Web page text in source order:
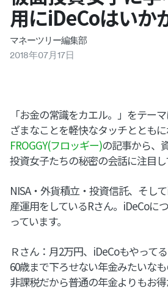
用にiDeCoはいか
マネーツリー編集部
2018年07月17日
「お金の常識をカエル。」をテー
ざまなことを軽快なタッチととも
FROGGY(フロッギー)の記事から、
投資女子たちの秘密の会話に注目し
NISA・外貨積立・投資信託、そし
産運用をしているRさん。iDeCoに
っています。
Ｒさん：月2万円、iDeCoもやって
60歳まで下ろせない年金みたいな
非課税だから普通の年金よりもお得